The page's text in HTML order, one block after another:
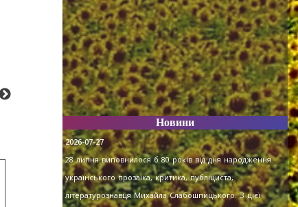
Новини
2026-07-27
28 липня виповнилося б 80 років від дня народження
українського прозаїка, критика, публіциста,
літературознавця Михайла Слабошпицького. З цієї